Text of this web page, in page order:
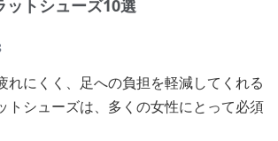
ットシューズ10選
れにくく、足への負担を軽減してくれる
トシューズは、多くの女性にとって必須